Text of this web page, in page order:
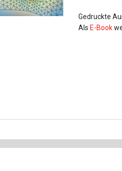
Gedruckte
Als E-Book